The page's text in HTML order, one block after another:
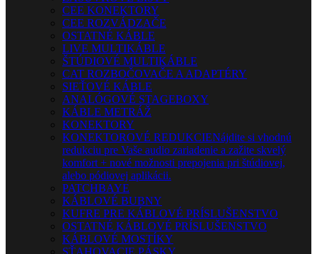
CEE KONEKTORY
CEE ROZVÁDZAČE
OSTATNÉ KÁBLE
LIVE MULTIKÁBLE
ŠTÚDIOVÉ MULTIKÁBLE
CAT ROZBOČOVAČE A ADAPTÉRY
SIEŤOVÉ KÁBLE
ANALÓGOVÉ STAGEBOXY
KÁBLE METRÁŽ
KONEKTORY
KONEKTOROVÉ REDUKCIENájdite si vhodnú
redukciu pre Vaše audio zariadenie a zažite skvelý
komfort + nové možnosti prepojenia pri štúdiovej,
alebo pódiovej aplikácii.
PATCHBAYE
KÁBLOVÉ BUBNY
KUFRE PRE KÁBLOVÉ PRÍSLUŠENSTVO
OSTATNÉ KÁBLOVÉ PRÍSLUŠENSTVO
KÁBLOVÉ MOSTÍKY
SŤAHOVACIE PÁSKY